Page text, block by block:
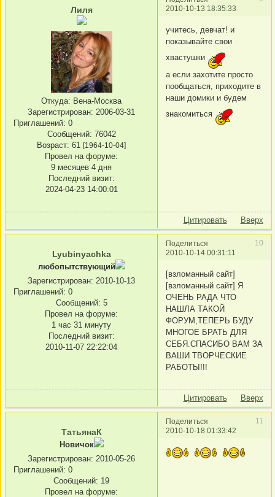
2010-10-13 18:35:33
Лиля
Откуда: Вена-Москва
Зарегистрирован: 2006-03-31
Приглашений: 0
Сообщений: 76042
Возраст: 61 [1964-10-04]
Провел на форуме:
9 месяцев 4 дня
Последний визит:
2024-04-23 14:00:01
учитесь, девчат! и
показывайте свои
хвастушки
а если захотите просто
пообщаться, приходите в
наши домики и будем
знакомиться
Цитировать Вверх
Поделиться
10
2010-10-14 00:31:11
Lyubinyachka
любопытствующий
Зарегистрирован: 2010-10-13
Приглашений: 0
Сообщений: 5
Провел на форуме:
1 час 31 минуту
Последний визит:
2010-11-07 22:22:04
[взломанный сайт]
[взломанный сайт] Я
ОЧЕНЬ РАДА ЧТО
НАШЛА ТАКОЙ
ФОРУМ,ТЕПЕРЬ БУДУ
МНОГОЕ БРАТЬ ДЛЯ
СЕБЯ.СПАСИБО ВАМ ЗА
ВАШИ ТВОРЧЕСКИЕ
РАБОТЫ!!!
Цитировать Вверх
Поделиться
11
2010-10-18 01:33:42
ТатьянаК
Новичок
Зарегистрирован: 2010-05-26
Приглашений: 0
Сообщений: 19
Провел на форуме: